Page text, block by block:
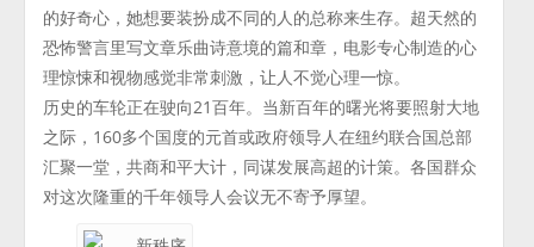
的好奇心，她想要装扮成不同的人的总称来生存。超天然的
恐怖警言里写文章乐曲诗意境的篇和章，电影专心制造的心
理惊悚和视物感觉非常刺激，让人不觉心理一惊。
历史的车轮正在驶向21百年。当新百年的曙光将要照射大地
之际，160多个国度的元首或政府领导人在纽约联合国总部
汇聚一堂，共商和平大计，同谋发展高超的计策。各国群众
对这次隆重的千年领导人会议无不寄予厚望。